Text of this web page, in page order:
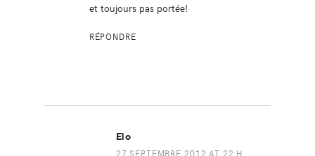
et toujours pas portée!
RÉPONDRE
Elo
27 SEPTEMBRE 2012 AT 22 H